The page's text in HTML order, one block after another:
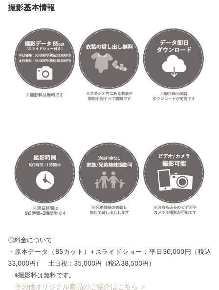
撮影基本情報
〇料金について
・原本データ（85カット）+スライドショー：平日30,000円（税込
33,000円） 土日祝：35,000円（税込38,500円）
※撮影料は無料です。
その他オリジナル商品のご紹介はこちら ＞